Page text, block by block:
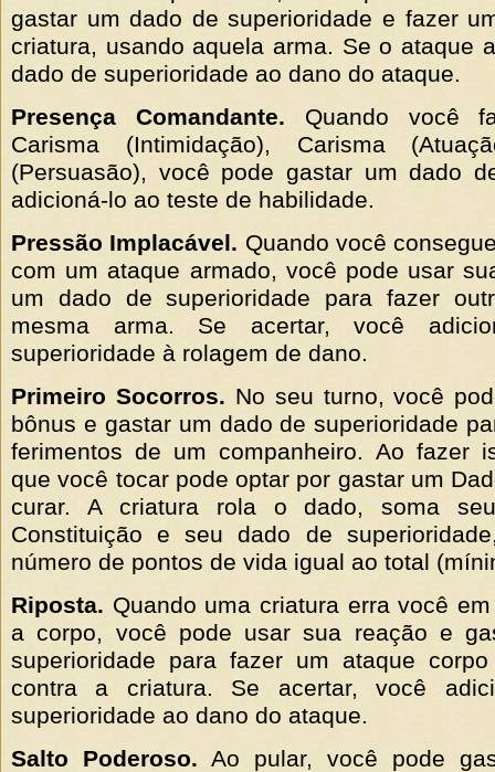
gastar um dado de superioridade e fazer
criatura, usando aquela arma. Se o ataque
dado de superioridade ao dano do ataque.
Presença Comandante. Quando você
Carisma (Intimidação), Carisma
(Persuasão), você pode gastar um dado
adicioná-lo ao teste de habilidade.
Pressão Implacável. Quando você
com um ataque armado, você pode usar
um dado de superioridade para fazer
mesma arma. Se acertar, você
superioridade à rolagem de dano.
Primeiro Socorros. No seu turno, você
bônus e gastar um dado de superioridade
ferimentos de um companheiro. Ao fazer
que você tocar pode optar por gastar um
curar. A criatura rola o dado, soma
Constituição e seu dado de
número de pontos de vida igual ao total
Riposta. Quando uma criatura erra você
a corpo, você pode usar sua reação e
superioridade para fazer um ataque
contra a criatura. Se acertar, você
superioridade ao dano do ataque.
Salto Poderoso. Ao pular, você pode